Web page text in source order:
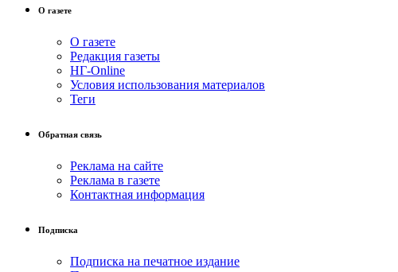
О газете
О газете
Редакция газеты
НГ-Online
Условия использования материалов
Теги
Обратная связь
Реклама на сайте
Реклама в газете
Контактная информация
Подписка
Подписка на печатное издание